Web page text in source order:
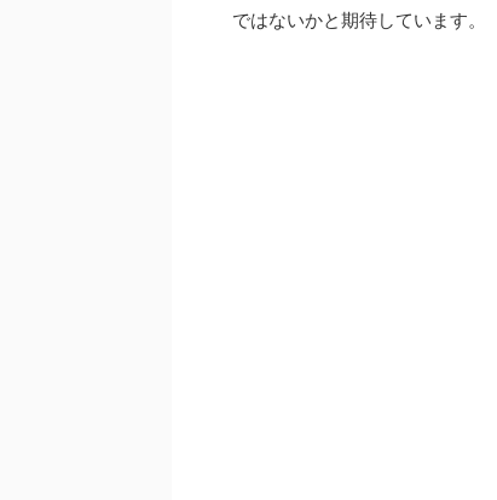
ではないかと期待しています。